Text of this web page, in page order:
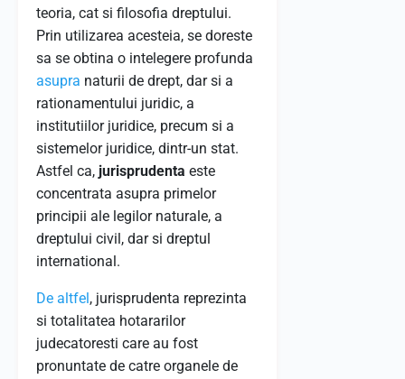
teoria, cat si filosofia dreptului.
Prin utilizarea acesteia, se doreste
sa se obtina o intelegere profunda
asupra naturii de drept, dar si a
rationamentului juridic, a
institutiilor juridice, precum si a
sistemelor juridice, dintr-un stat.
Astfel ca, jurisprudenta este
concentrata asupra primelor
principii ale legilor naturale, a
dreptului civil, dar si dreptul
international.
De altfel, jurisprudenta reprezinta
si totalitatea hotararilor
judecatoresti care au fost
pronuntate de catre organele de